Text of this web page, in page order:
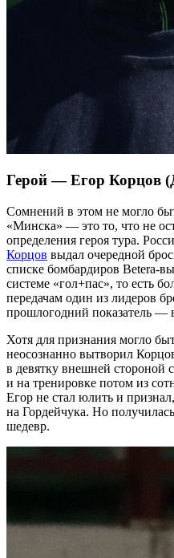
Герой — Егор Корцов
Сомнений в этом не могло
«Минска» — это то, что не
определения героя тура.
Корцов выдал очередной
списке бомбардиров Betera-
системе «гол+пас», то есть
передачам один из лидеров
прошлогодний показатель —
Хотя для признания могло
неосознанно вытворил
в девятку внешней стороной
и на тренировке потом из
Егор не стал юлить и
на Гордейчука. Но
шедевр.